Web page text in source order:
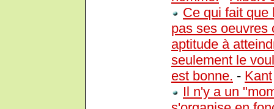
Ce qui fait que
pas ses oeuvres
aptitude à
seulement le
est bonne. - Kant
Il n'y a un